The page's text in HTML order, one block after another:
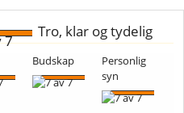
Tro, klar og tydelig
Budskap
Personlig
syn